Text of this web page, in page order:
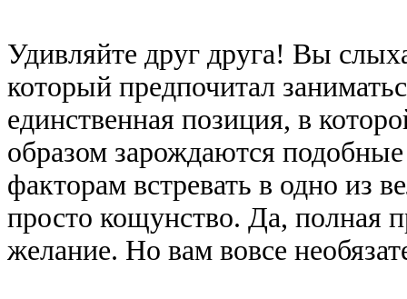
Удивляйте друг друга! Вы
который предпочитал
единственная позиция, в
образом зарождаются
факторам встревать в одно из
просто кощунство. Да, полная
желание. Но вам вовсе